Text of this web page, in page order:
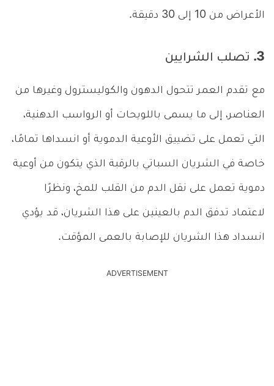
الأعراض من 10 إلى 30 دقيقة.
3. تصلب الشرايين
مع تقدم العمر تتحول الدهون والكوليسترول وغيرها من
العناصر، إلى ما يسمى باللويحات أو الرواسب الدهنية،
التي تعمل على تضييق الأوعية الدموية أو انسداها تمامًا،
خاصة في الشريان السباتي بالرقبة الذي يتكون من أوعية
دموية تعمل على نقل الدم من القلب للمخ، ونظرًا
لاعتماد تدفق الدم بالعينين على هذا الشريان، قد يؤدي
انسداد هذا الشريان للإصابة بالعمى المؤقت.
ADVERTISEMENT